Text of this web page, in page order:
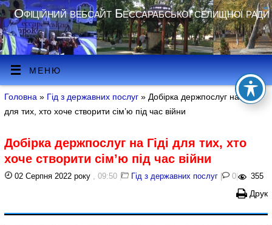
Офіційний вебсайт Бессарабської селищної ради
МЕНЮ
Головна » Гід з державних послуг » Добірка держпослуг на Гіді
для тих, хто хоче створити сім’ю під час війни
Добірка держпослуг на Гіді для тих, хто
хоче створити сім’ю під час війни
02 Серпня 2022 року , 09:50 | Гід з державних послуг | 0 | 355
Друк